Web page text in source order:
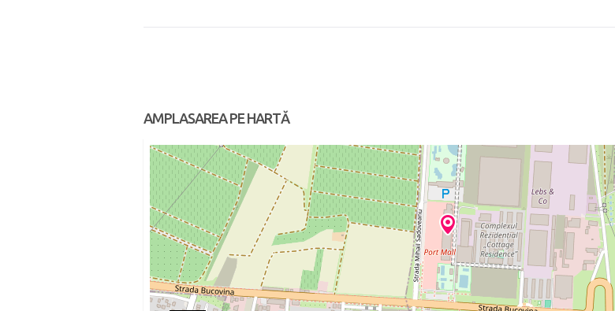
AMPLASAREA PE HARTĂ